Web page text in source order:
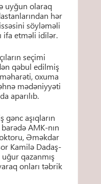
uyğun olaraq
hər
söyləməli
ifa etməli idilər.
seçimi
qəbul edilmiş
oxuma
mədəniyyəti
aparılıb.
aşıqların
AMK-nın
Əməkdar
Kamilə Dadaş-
qazanmış
onları təbrik